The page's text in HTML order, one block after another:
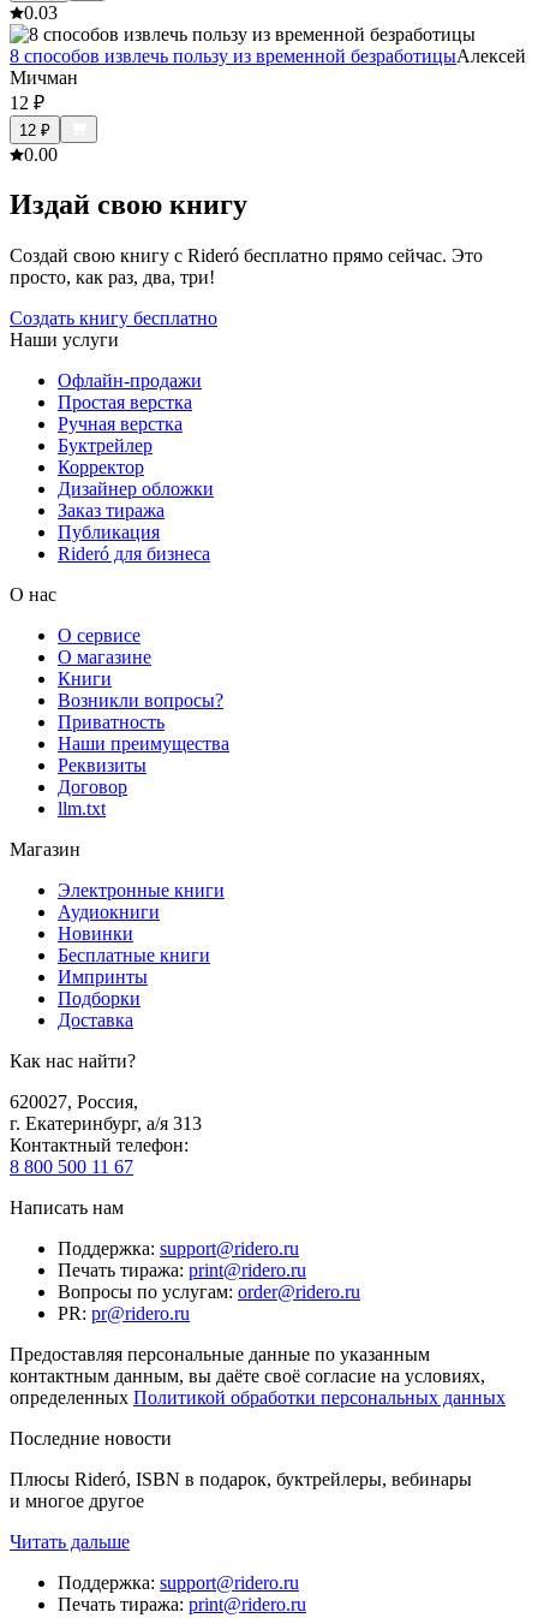
0.03
8 способов извлечь пользу из временной безработицыАлексей
Мичман
12 ₽
12 ₽
0.00
Издай свою книгу
Создай свою книгу с Rideró бесплатно прямо сейчас. Это
просто, как раз, два, три!
Создать книгу бесплатно
Наши услуги
Офлайн-продажи
Простая верстка
Ручная верстка
Буктрейлер
Корректор
Дизайнер обложки
Заказ тиража
Публикация
Rideró для бизнеса
О нас
О сервисе
О магазине
Книги
Возникли вопросы?
Приватность
Наши преимущества
Реквизиты
Договор
llm.txt
Магазин
Электронные книги
Аудиокниги
Новинки
Бесплатные книги
Импринты
Подборки
Доставка
Как нас найти?
620027, Россия,
г. Екатеринбург, а/я 313
Контактный телефон:
8 800 500 11 67
Написать нам
Поддержка: support@ridero.ru
Печать тиража: print@ridero.ru
Вопросы по услугам: order@ridero.ru
PR: pr@ridero.ru
Предоставляя персональные данные по указанным
контактным данным, вы даёте своё согласие на условиях,
определенных Политикой обработки персональных данных
Последние новости
Плюсы Rideró, ISBN в подарок, буктрейлеры, вебинары
и многое другое
Читать дальше
Поддержка: support@ridero.ru
Печать тиража: print@ridero.ru